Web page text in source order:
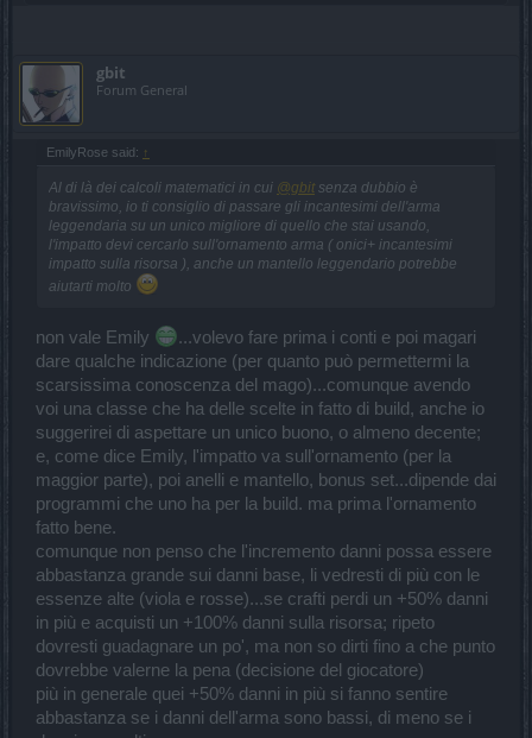
gbit
Forum General
EmilyRose said: ↑
Al di là dei calcoli matematici in cui @gbit senza dubbio è
bravissimo, io ti consiglio di passare gli incantesimi dell'arma
leggendaria su un unico migliore di quello che stai usando,
l'impatto devi cercarlo sull'ornamento arma ( onici+ incantesimi
impatto sulla risorsa ), anche un mantello leggendario potrebbe
aiutarti molto
non vale Emily
...volevo fare prima i conti e poi magari
dare qualche indicazione (per quanto può permettermi la
scarsissima conoscenza del mago)...comunque avendo
voi una classe che ha delle scelte in fatto di build, anche io
suggerirei di aspettare un unico buono, o almeno decente;
e, come dice Emily, l'impatto va sull'ornamento (per la
maggior parte), poi anelli e mantello, bonus set...dipende dai
programmi che uno ha per la build. ma prima l'ornamento
fatto bene.
comunque non penso che l'incremento danni possa essere
abbastanza grande sui danni base, li vedresti di più con le
essenze alte (viola e rosse)...se crafti perdi un +50% danni
in più e acquisti un +100% danni sulla risorsa; ripeto
dovresti guadagnare un po', ma non so dirti fino a che punto
dovrebbe valerne la pena (decisione del giocatore)
più in generale quei +50% danni in più si fanno sentire
abbastanza se i danni dell'arma sono bassi, di meno se i